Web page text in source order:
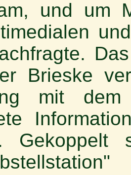
und um
Brieske
mit